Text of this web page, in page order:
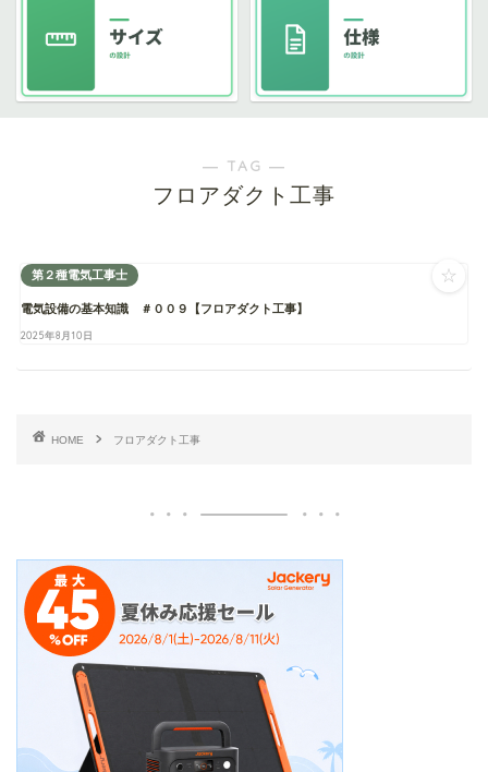
― TAG ―
フロアダクト工事
第２種電気工事士
電気設備の基本知識 ＃００９【フロアダクト工事】
2025年8月10日
☆
HOME フロアダクト工事